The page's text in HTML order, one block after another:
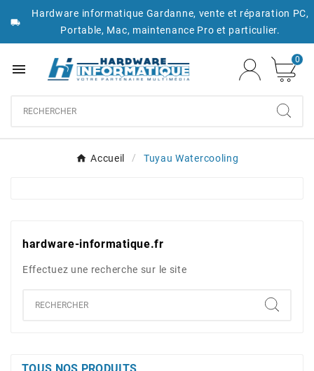

Hardware informatique Gardanne, vente et réparation PC,
Portable, Mac, maintenance Pro et particulier.

0
Accueil Tuyau Watercooling
hardware-informatique.fr
Effectuez une recherche sur le site